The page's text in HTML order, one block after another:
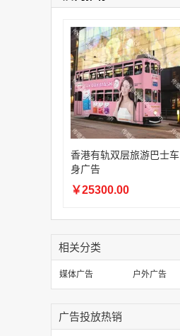
香港有轨双层旅游巴士车
身广告
￥25300.00
相关分类
媒体广告 户外广告
广告投放热销